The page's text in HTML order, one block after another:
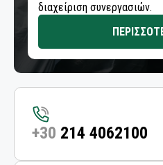
ΑΕΡΟΕΡΓΑΛΕΙΑ ΣΥΝΕΡΓΕΙΟΥ
ΡΑΣΠΕΣ ΤΡΙΒΗΣ
ΤΡΙΒΕΙΑ ΑΥΞΗΜΕΝΗΣ ΡΟΠΗΣ
διαχείριση συνεργασιών.
+30 214 4062100